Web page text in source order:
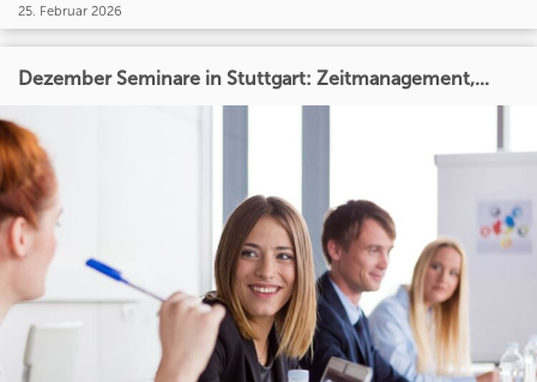
25. Februar 2026
Dezember Seminare in Stuttgart: Zeitmanagement,...